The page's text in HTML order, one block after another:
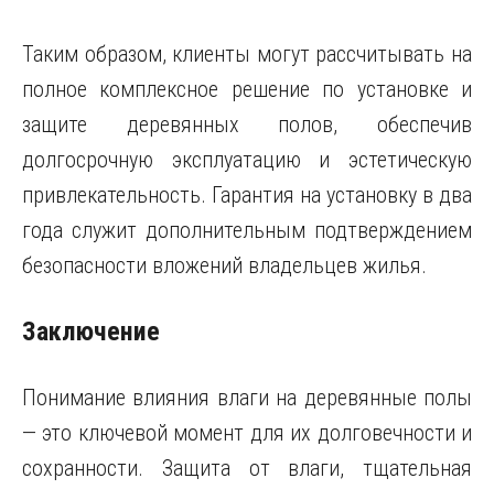
Таким образом, клиенты могут рассчитывать на
полное комплексное решение по установке и
защите деревянных полов, обеспечив
долгосрочную эксплуатацию и эстетическую
привлекательность. Гарантия на установку в два
года служит дополнительным подтверждением
безопасности вложений владельцев жилья.
Заключение
Понимание влияния влаги на деревянные полы
— это ключевой момент для их долговечности и
сохранности. Защита от влаги, тщательная